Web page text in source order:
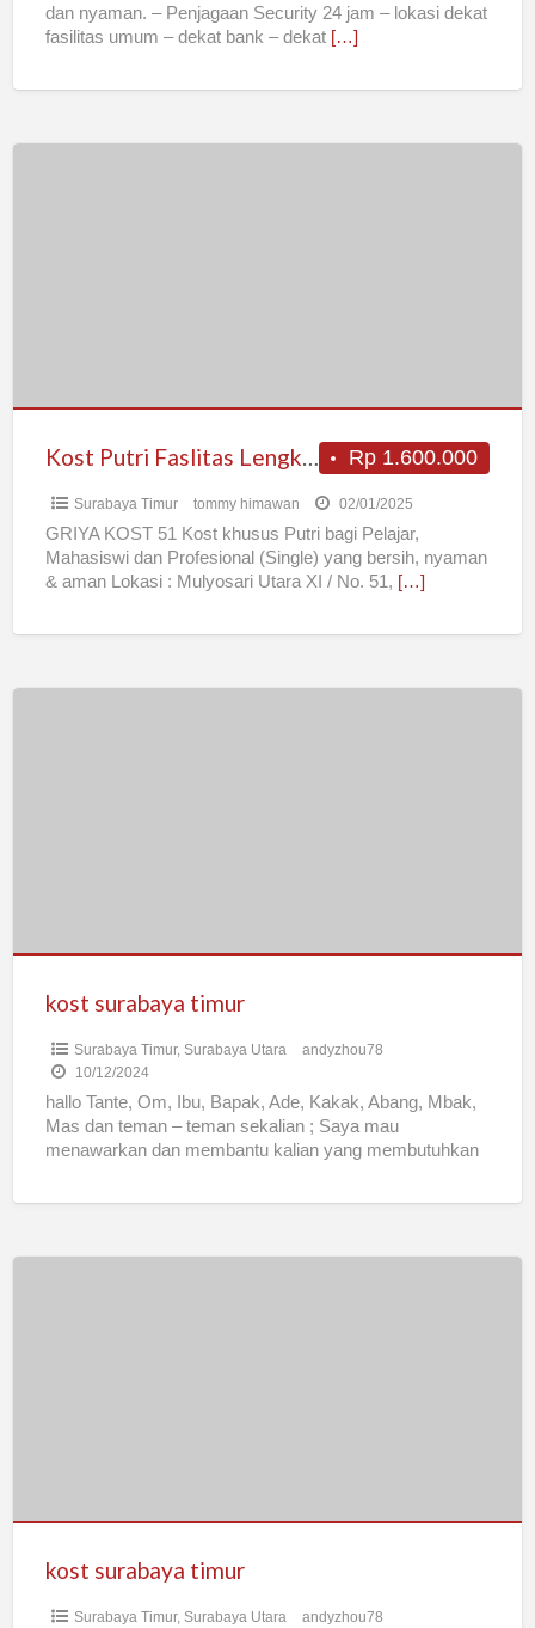
dan nyaman. – Penjagaan Security 24 jam – lokasi dekat
fasilitas umum – dekat bank – dekat […]
Rp 1.600.000
Kost Putri Faslitas Lengkap Dekat ITS
Surabaya Timur tommy himawan 02/01/2025
GRIYA KOST 51 Kost khusus Putri bagi Pelajar,
Mahasiswi dan Profesional (Single) yang bersih, nyaman
& aman Lokasi : Mulyosari Utara XI / No. 51, […]
kost surabaya timur
Surabaya Timur, Surabaya Utara
andyzhou78
10/12/2024
hallo Tante, Om, Ibu, Bapak, Ade, Kakak, Abang, Mbak,
Mas dan teman – teman sekalian ; Saya mau
menawarkan dan membantu kalian yang membutuhkan
kost surabaya timur
Surabaya Timur, Surabaya Utara
andyzhou78